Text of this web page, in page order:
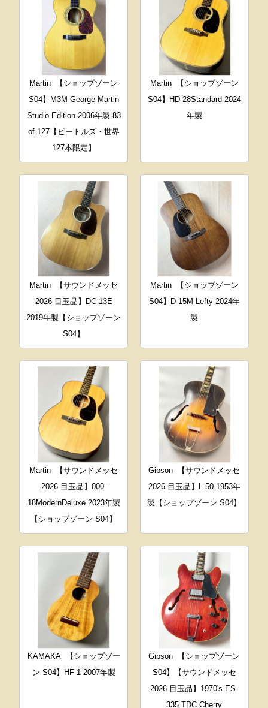
Martin
【ショップゾーン
S04】M3M George Martin
Studio Edition 2006年製 83
of 127【ビートルズ・世界
127本限定】
Martin
【ショップゾーン
S04】HD-28Standard 2024
年製
Martin
【サウンドメッセ
2026 目玉品】DC-13E
2019年製【ショップゾーン
S04】
Martin
【ショップゾーン
S04】D-15M Lefty 2024年
製
Martin
【サウンドメッセ
2026 目玉品】000-
18ModernDeluxe 2023年製
【ショップゾーン S04】
Gibson
【サウンドメッセ
2026 目玉品】L-50 1953年
製【ショップゾーン S04】
KAMAKA
【ショップゾー
ン S04】HF-1 2007年製
Gibson
【ショップゾーン
S04】【サウンドメッセ
2026 目玉品】1970's ES-
335 TDC Cherry